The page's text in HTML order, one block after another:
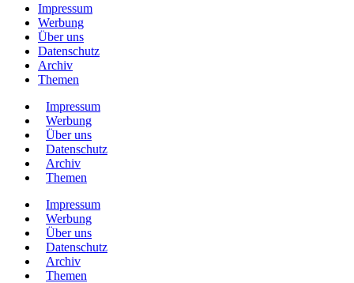
Impressum
Werbung
Über uns
Datenschutz
Archiv
Themen
Impressum
Werbung
Über uns
Datenschutz
Archiv
Themen
Impressum
Werbung
Über uns
Datenschutz
Archiv
Themen